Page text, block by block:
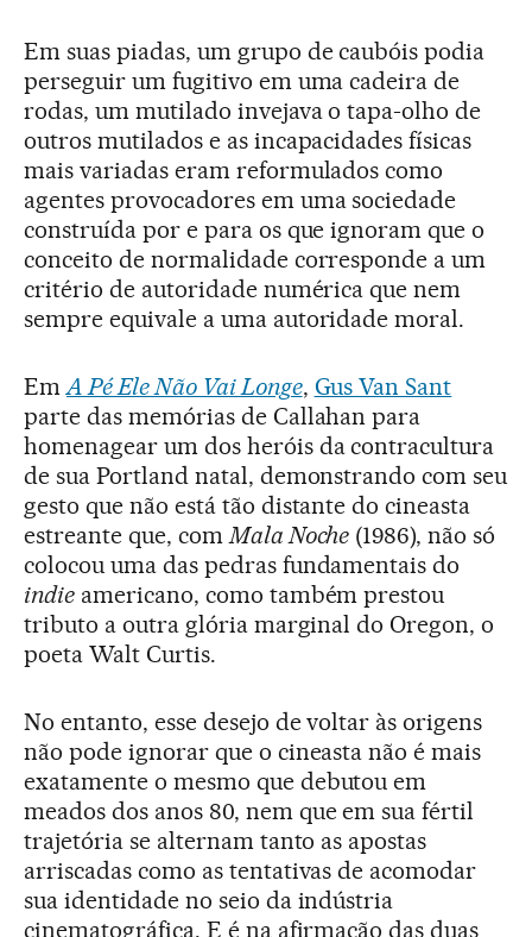
Em suas piadas, um grupo de caubóis podia
perseguir um fugitivo em uma cadeira de
rodas, um mutilado invejava o tapa-olho de
outros mutilados e as incapacidades físicas
mais variadas eram reformulados como
agentes provocadores em uma sociedade
construída por e para os que ignoram que o
conceito de normalidade corresponde a um
critério de autoridade numérica que nem
sempre equivale a uma autoridade moral.
EmA Pé Ele Não Vai Longe, Gus Van Sant
parte das memórias de Callahan para
homenagear um dos heróis da contracultura
de sua Portland natal, demonstrando com seu
gesto que não está tão distante do cineasta
estreante que, comMala Noche (1986), não só
colocou uma das pedras fundamentais do
indieamericano, como também prestou
tributo a outra glória marginal do Oregon, o
poeta Walt Curtis.
No entanto, esse desejo de voltar às origens
não pode ignorar que o cineasta não é mais
exatamente o mesmo que debutou em
meados dos anos 80, nem que em sua fértil
trajetória se alternam tanto as apostas
arriscadas como as tentativas de acomodar
sua identidade no seio da indústria
cinematográfica. E é na afirmação das duas